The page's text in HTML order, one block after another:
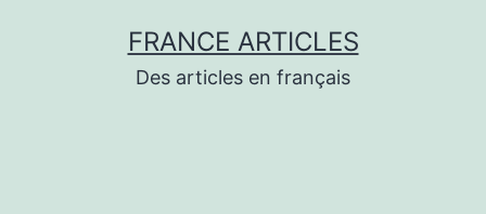
FRANCE ARTICLES
Des articles en français